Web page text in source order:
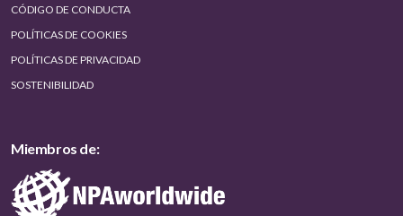
CÓDIGO DE CONDUCTA
POLÍTICAS DE COOKIES
POLÍTICAS DE PRIVACIDAD
SOSTENIBILIDAD
Miembros de: